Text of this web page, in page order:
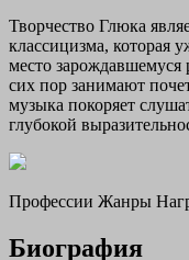
Творчество Глюка
классицизма, которая
место
сих пор занимают
музыка покоряет
глубокой
Профессии Жанры
Биография